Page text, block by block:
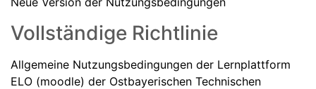
Vollständige Richtlinie
Allgemeine Nutzungsbedingungen der Lernplattform
ELO (moodle) der Ostbayerischen Technischen